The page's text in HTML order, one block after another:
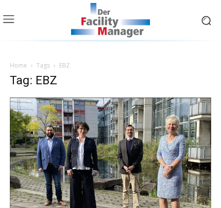
Home Tags EBZ
Tag: EBZ